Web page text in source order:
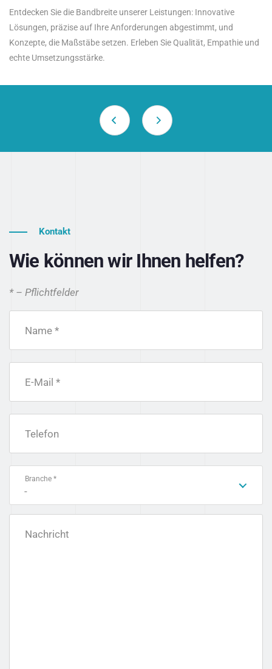
Entdecken Sie die Bandbreite unserer Leistungen: Innovative
Lösungen, präzise auf Ihre Anforderungen abgestimmt, und
Konzepte, die Maßstäbe setzen. Erleben Sie Qualität, Empathie und
echte Umsetzungsstärke.
Kontakt
Wie können wir Ihnen helfen?
* – Pflichtfelder
Name *
E-Mail *
Telefon
Branche *
-
Nachricht